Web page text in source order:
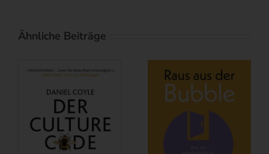
Ähnliche Beiträge